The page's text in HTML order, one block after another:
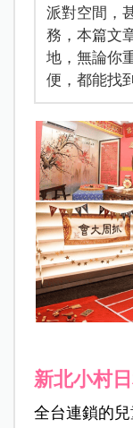
派對空間，
務，本篇文
地，無論你
便，都能找
新北小村
全台連鎖的